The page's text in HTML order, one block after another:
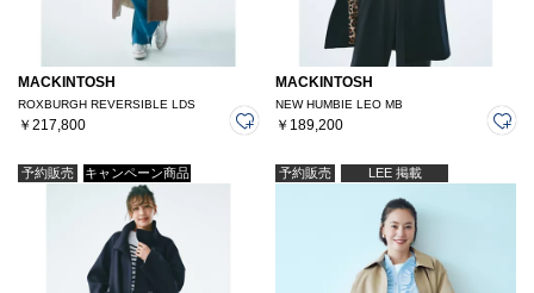
MACKINTOSH
ROXBURGH REVERSIBLE LDS
￥217,800
MACKINTOSH
NEW HUMBIE LEO MB
￥189,200
予約販売 キャンペーン商品 予約販売 LEE 掲載